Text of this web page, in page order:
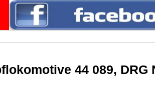
44 089, DRG